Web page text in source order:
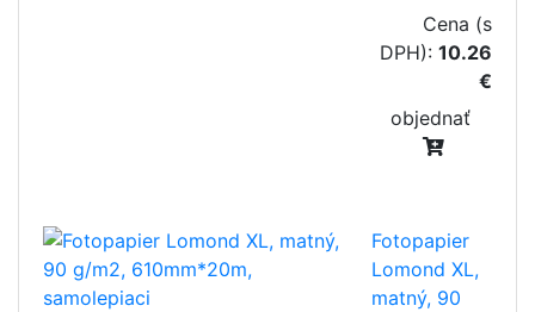
Cena (s
DPH): 10.26
€
objednať
Fotopapier
Lomond XL,
matný, 90